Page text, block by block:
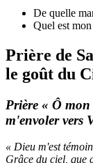
De quelle
Quel est
Prière de
le goût du
Prière « Ô mon
m'envoler vers
« Dieu m'est
Grâce du ciel, que